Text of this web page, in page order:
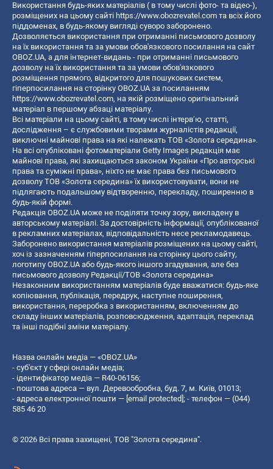
Використання будь-яких матеріалів ( в тому числі фото- та відео-),
розміщених на цьому сайті https://www.obozrevatel.com та всіх його
піддоменах, в будь-якому вигляді суворо заборонено.
Дозволяється використання при отриманні письмового дозволу
на їх використання та за умови обов'язкового посилання на сайт
OBOZ.UA, а для інтернет-видань - при отриманні письмового
дозволу на їх використання та за умови обов'язкового
розміщення прямого, відкритого для пошукових систем,
гіперпосилання на сторінку OBOZ.UA за посиланням
https://www.obozrevatel.com, на якій розміщено оригінальний
матеріал в першому абзаці матеріалу.
Всі матеріали на цьому сайті, в тому числі інтерв’ю, статті,
дослідження – є службовими творами журналістів редакції,
виключні майнові права на які належать ТОВ «Золота середина».
На всі опубліковані фотоматеріали Getty Images редакція має
майнові права, які захищаються законом України «Про авторські
права та суміжні права», ніхто не має права без письмового
дозволу ТОВ «Золота середина» їх використовувати, вони не
підлягають подальшому відтворенню, перекладу, поширенню в
будь-якій формі.
Редакція OBOZ.UA може не поділяти точку зору, викладену в
авторському матеріалі. За достовірність інформації, опублікованої
в рекламних матеріалах, відповідальність несе рекламодавець.
Заборонено використання матеріалів розміщених на цьому сайті,
хоч із зазначенням гіперпосилання на сторінку цього сайту,
логотипу OBOZ.UA або будь-якого іншого згадування, але без
письмового дозволу Редакції/ТОВ «Золота середина»
Незаконним використанням матеріалів буде вважатися: будь-яке
копiювання, публiкацiя, передрук, наступне поширення,
використання, переробка з використанням, включенням до
складу інших матеріалів, розповсюдження, адаптація, переклад
та інші подібні зміни матеріалу.
Назва онлайн медіа — «OBOZ.UA»
- суб'єкт у сфері онлайн медіа;
- ідентифікатор медіа — R40-06156;
- поштова адреса — вул. Деревообробна, буд. 7, м. Київ, 01013;
- адреса електронної пошти — [email protected] ; - телефон — (044)
585 46 20
© 2026 Всі права захищені, ТОВ "Золота середина".